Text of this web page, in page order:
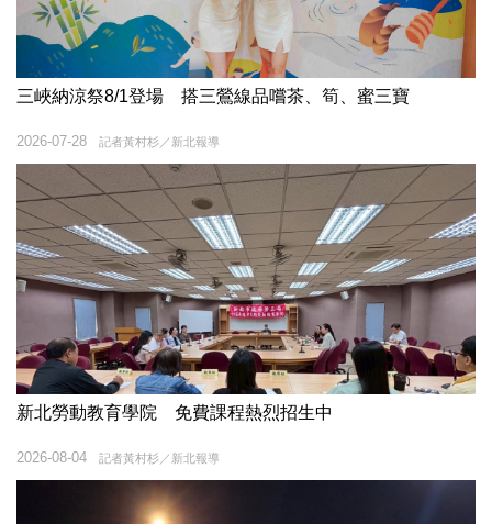
三峽納涼祭8/1登場 搭三鶯線品嚐茶、筍、蜜三寶
記者黃村杉／新北報導
2026-07-28
新北勞動教育學院 免費課程熱烈招生中
記者黃村杉／新北報導
2026-08-04